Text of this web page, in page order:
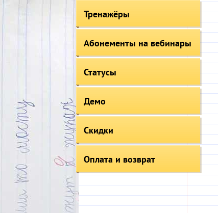
Тренажёры
Абонементы на вебинары
Статусы
Демо
Скидки
Оплата и возврат